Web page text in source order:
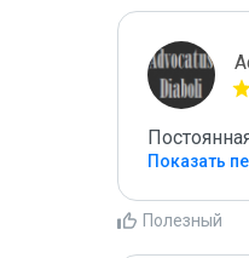
Показать
Полезный